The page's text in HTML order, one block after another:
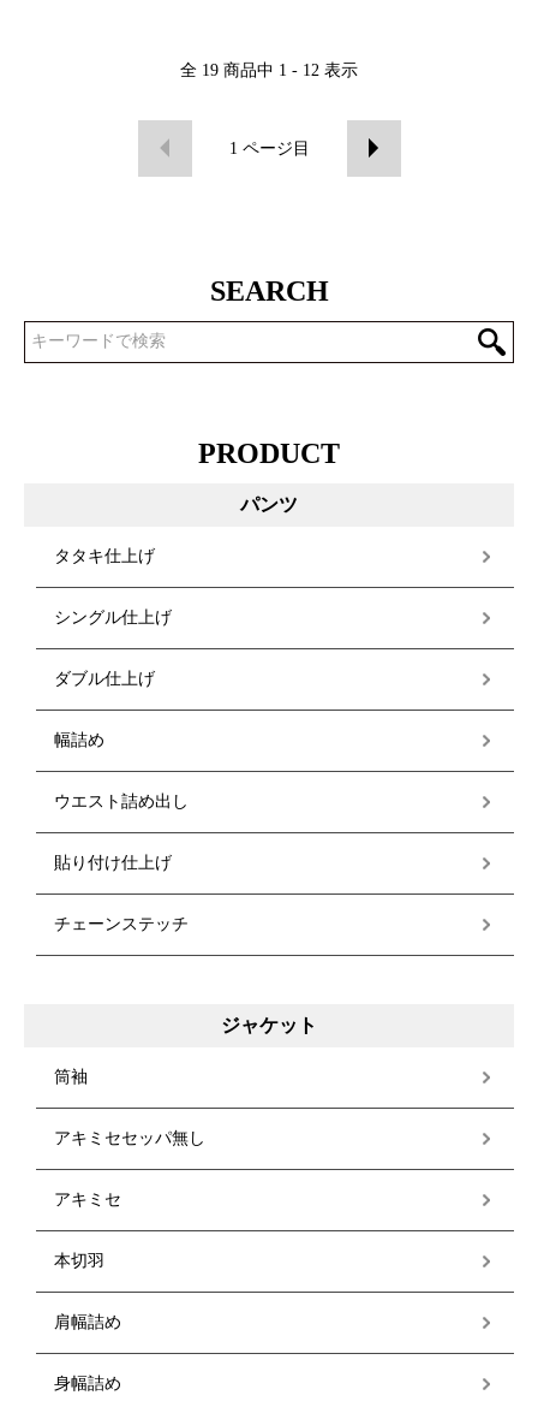
全 19 商品中 1 - 12 表示
1 ページ目
SEARCH
PRODUCT
パンツ
タタキ仕上げ
シングル仕上げ
ダブル仕上げ
幅詰め
ウエスト詰め出し
貼り付け仕上げ
チェーンステッチ
ジャケット
筒袖
アキミセセッパ無し
アキミセ
本切羽
肩幅詰め
身幅詰め